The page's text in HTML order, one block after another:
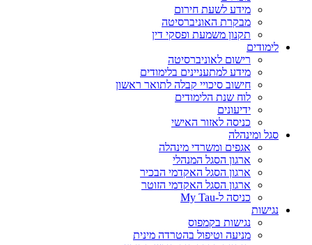
מידע לשעת חירום
מבקרת האוניברסיטה
תקנון משמעת ופסקי דין
לימודים
רישום לאוניברסיטה
מידע למתעניינים בלימודים
חישוב סיכויי קבלה לתואר ראשון
לוח שנת הלימודים
ידיעונים
כניסה לאזור האישי
סגל ומינהלה
אגפים ומשרדי מינהלה
ארגון הסגל המנהלי
ארגון הסגל האקדמי הבכיר
ארגון הסגל האקדמי הזוטר
כניסה ל-My Tau
נגישות
נגישות בקמפוס
מניעה וטיפול בהטרדה מינית